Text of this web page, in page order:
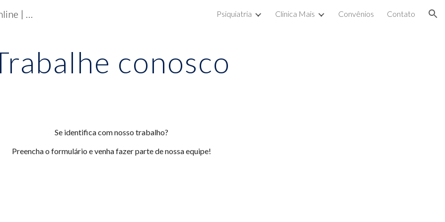
to main content Skip to navigation
Psiquiatria em Ribeirão Preto e Online | Cuidado Humanizado para Sua Saúde Mental Psiquiatria Clinica Mais Convênios Contato
conosco
Se identifica com nosso trabalho?
Preencha o formulário e venha fazer parte de nossa equipe!